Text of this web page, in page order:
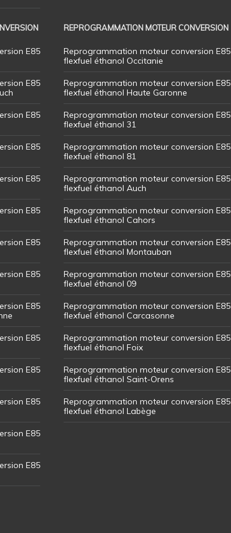
E85
E85
E85
E85
E85
E85
E85
E85
E85
E85
E85
E85
E85
E85
REPROGRAMMATION MOTEUR CONVERSION
Reprogrammation moteur conversion E85
flexfuel éthanol Occitanie
Reprogrammation moteur conversion E85
flexfuel éthanol Haute Garonne
Reprogrammation moteur conversion E85
flexfuel éthanol 31
Reprogrammation moteur conversion E85
flexfuel éthanol 81
Reprogrammation moteur conversion E85
flexfuel éthanol Auch
Reprogrammation moteur conversion E85
flexfuel éthanol Cahors
Reprogrammation moteur conversion E85
flexfuel éthanol Montauban
Reprogrammation moteur conversion E85
flexfuel éthanol 09
Reprogrammation moteur conversion E85
flexfuel éthanol Carcasonne
Reprogrammation moteur conversion E85
flexfuel éthanol Foix
Reprogrammation moteur conversion E85
flexfuel éthanol Saint-Orens
Reprogrammation moteur conversion E85
flexfuel éthanol Labège